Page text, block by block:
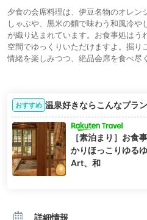
夕食の会席料理は、伊豆名物のオレン
しゃぶや、黒米の麵で味わう和風冷や
が織り込まれています。お食事処はう
空間でゆっくりいただけますよ。掘り
情緒を楽しみつつ、絶品会席を食べ尽
おすすめ 温泉好きならこんなプラン
［素泊まり］お食
かりほっこりゆる
Art、和
詳細情報